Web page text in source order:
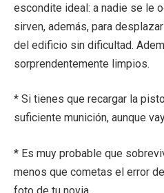
escondite ideal: a nadie se le
sirven, además, para
del edificio sin dificultad.
sorprendentemente limpios.
* Si tienes que recargar la
suficiente munición, aunque
* Es muy probable que
menos que cometas el error